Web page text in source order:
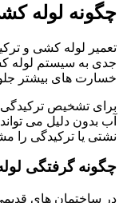
چگونه لوله
تعمیر لوله کشی و
جدی به سیستم لوله
خسارت های بیشتر
برای تشخیص ترکیدگی
آب بدون دلیل می
نشتی یا ترکیدگی را
چگونه گرفتگی
در ساختمان های